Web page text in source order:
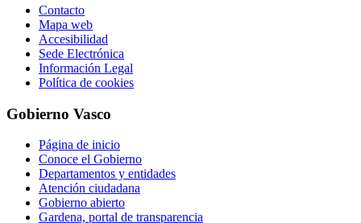
Contacto
Mapa web
Accesibilidad
Sede Electrónica
Información Legal
Política de cookies
Gobierno Vasco
Página de inicio
Conoce el Gobierno
Departamentos y entidades
Atención ciudadana
Gobierno abierto
Gardena, portal de transparencia